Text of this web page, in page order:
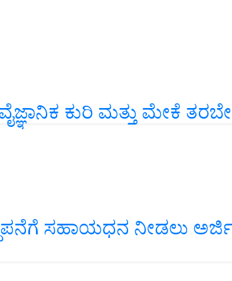
ಕುರಿ ಮತ್ತು ಮೇಕೆ ತರಬೇತಿ
ಸಹಾಯಧನ ನೀಡಲು ಅರ್ಜಿ